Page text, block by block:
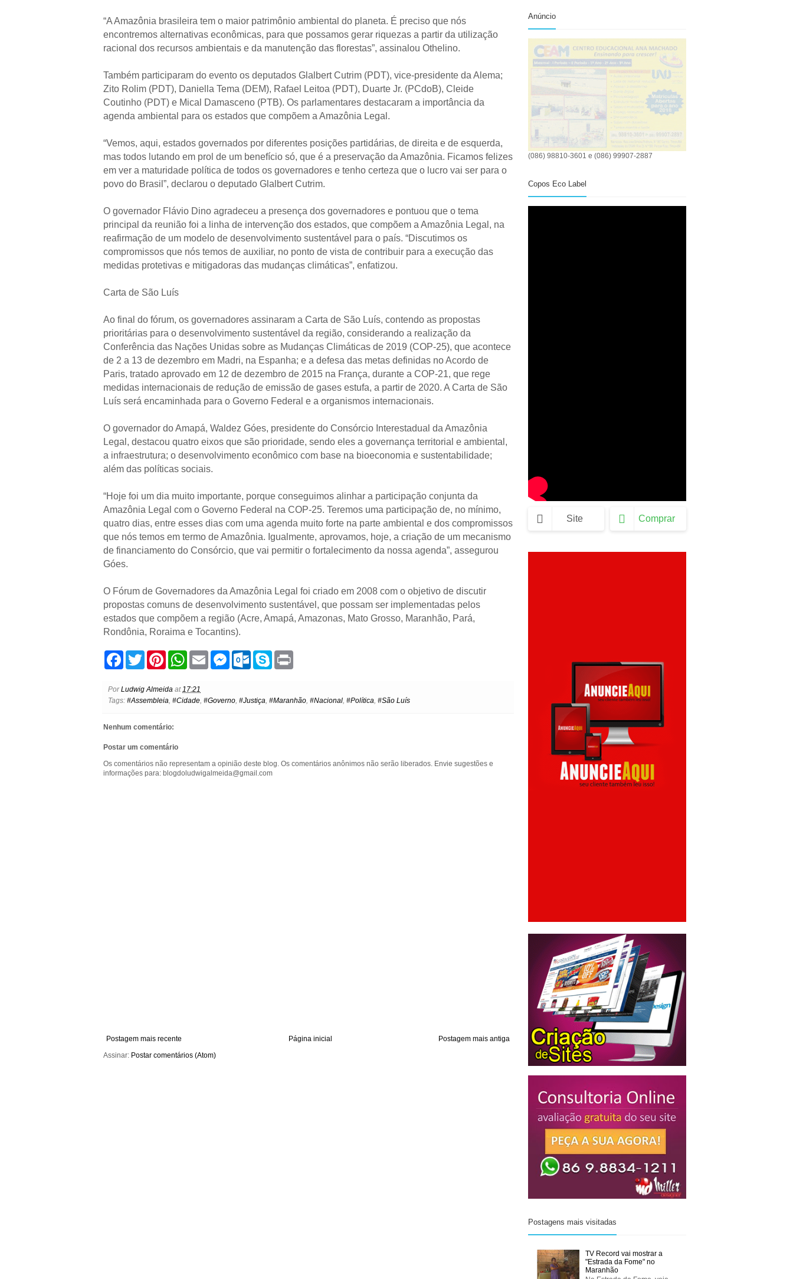
“A Amazônia brasileira tem o maior patrimônio ambiental do planeta. É preciso que nós
encontremos alternativas econômicas, para que possamos gerar riquezas a partir da utilização
racional dos recursos ambientais e da manutenção das florestas”, assinalou Othelino.
Também participaram do evento os deputados Glalbert Cutrim (PDT), vice-presidente da Alema;
Zito Rolim (PDT), Daniella Tema (DEM), Rafael Leitoa (PDT), Duarte Jr. (PCdoB), Cleide
Coutinho (PDT) e Mical Damasceno (PTB). Os parlamentares destacaram a importância da
agenda ambiental para os estados que compõem a Amazônia Legal.
“Vemos, aqui, estados governados por diferentes posições partidárias, de direita e de esquerda,
mas todos lutando em prol de um benefício só, que é a preservação da Amazônia. Ficamos felizes
em ver a maturidade política de todos os governadores e tenho certeza que o lucro vai ser para o
povo do Brasil”, declarou o deputado Glalbert Cutrim.
O governador Flávio Dino agradeceu a presença dos governadores e pontuou que o tema
principal da reunião foi a linha de intervenção dos estados, que compõem a Amazônia Legal, na
reafirmação de um modelo de desenvolvimento sustentável para o país. “Discutimos os
compromissos que nós temos de auxiliar, no ponto de vista de contribuir para a execução das
medidas protetivas e mitigadoras das mudanças climáticas”, enfatizou.
Carta de São Luís
Ao final do fórum, os governadores assinaram a Carta de São Luís, contendo as propostas
prioritárias para o desenvolvimento sustentável da região, considerando a realização da
Conferência das Nações Unidas sobre as Mudanças Climáticas de 2019 (COP-25), que acontece
de 2 a 13 de dezembro em Madri, na Espanha; e a defesa das metas definidas no Acordo de
Paris, tratado aprovado em 12 de dezembro de 2015 na França, durante a COP-21, que rege
medidas internacionais de redução de emissão de gases estufa, a partir de 2020. A Carta de São
Luís será encaminhada para o Governo Federal e a organismos internacionais.
O governador do Amapá, Waldez Góes, presidente do Consórcio Interestadual da Amazônia
Legal, destacou quatro eixos que são prioridade, sendo eles a governança territorial e ambiental,
a infraestrutura; o desenvolvimento econômico com base na bioeconomia e sustentabilidade;
além das políticas sociais.
“Hoje foi um dia muito importante, porque conseguimos alinhar a participação conjunta da
Amazônia Legal com o Governo Federal na COP-25. Teremos uma participação de, no mínimo,
quatro dias, entre esses dias com uma agenda muito forte na parte ambiental e dos compromissos
que nós temos em termo de Amazônia. Igualmente, aprovamos, hoje, a criação de um mecanismo
de financiamento do Consórcio, que vai permitir o fortalecimento da nossa agenda”, assegurou
Góes.
O Fórum de Governadores da Amazônia Legal foi criado em 2008 com o objetivo de discutir
propostas comuns de desenvolvimento sustentável, que possam ser implementadas pelos
estados que compõem a região (Acre, Amapá, Amazonas, Mato Grosso, Maranhão, Pará,
Rondônia, Roraima e Tocantins).
b
o
w
t
e
e
r
t
W
s
A
M
n
O
o
PorLudwig Almeida at17:21
Tags: #Assembleia, #Cidade, #Governo, #Justiça, #Maranhão, #Nacional, #Política, #São Luís
Nenhum comentário:
Postar um comentário
Os comentários não representam a opinião deste blog. Os comentários anônimos não serão liberados. Envie sugestões e
informações para: blogdoludwigalmeida@gmail.com
Postagem mais recente Postagem mais antiga
Página inicial
Assinar: Postar comentários (Atom)
Anúncio
(086) 98810-3601 e (086) 99907-2887
Copos Eco Label
Site Comprar
Postagens mais visitadas
TV Record vai mostrar a
"Estrada da Fome" no
Maranhão